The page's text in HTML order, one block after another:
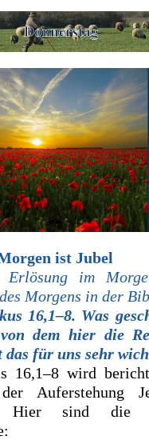
ist Jubel
Erlösung im
Morgens in der
16,1–8. Was
dem hier die
das für uns sehr
16,1–8 wird
Auferstehung
Hier sind die